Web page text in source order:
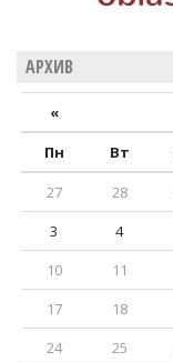
АРХИВ
«
Пн
Вт
27
28
3
4
10
11
17
18
24
25